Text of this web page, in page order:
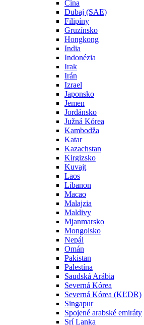
Čína
Dubaj (SAE)
Filipíny
Gruzínsko
Hongkong
India
Indonézia
Irak
Irán
Izrael
Japonsko
Jemen
Jordánsko
Južná Kórea
Kambodža
Katar
Kazachstan
Kirgizsko
Kuvajt
Laos
Libanon
Macao
Malajzia
Maldivy
Mjanmarsko
Mongolsko
Nepál
Omán
Pakistan
Palestína
Saudská Arábia
Severná Kórea
Severná Kórea (KĽDR)
Singapur
Spojené arabské emiráty
Srí Lanka